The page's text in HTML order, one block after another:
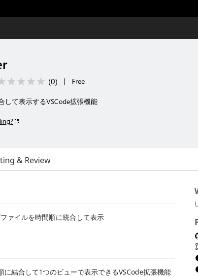
(0) | Free
して表示するVSCode拡張機能
& Review
ァイルを時間順に統合して表示
結合して1つのビューで表示できるVSCode拡張機能